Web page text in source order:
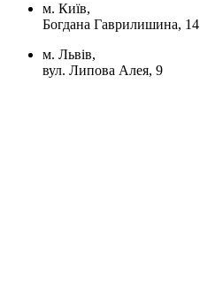
м. Київ,
Богдана Гаврилишина, 14
м. Львів,
вул. Липова Алея, 9